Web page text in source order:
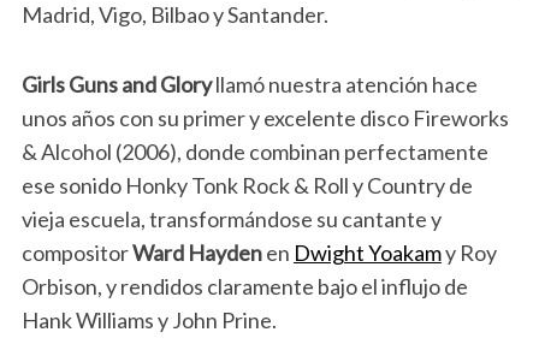
Madrid, Vigo, Bilbao y Santander.
Girls Guns and Gloryllamó nuestra atención hace
unos años con su primer y excelente disco Fireworks
& Alcohol (2006), donde combinan perfectamente
ese sonido Honky Tonk Rock & Roll y Country de
vieja escuela, transformándose su cantante y
compositorWard Haydenen Dwight Yoakamy Roy
Orbison, y rendidos claramente bajo el influjo de
Hank Williams y John Prine.